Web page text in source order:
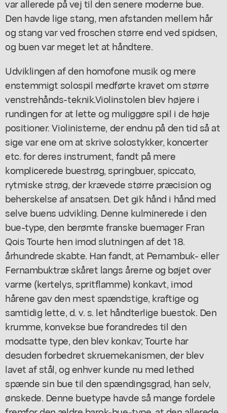
var allerede på vej til den senere moderne bue.
Den havde lige stang, men afstanden mellem hår
og stang var ved froschen større end ved spidsen,
og buen var meget let at håndtere.
Udviklingen af den homofone musik og mere
enstemmigt solospil medførte kravet om større
venstrehånds-teknik.Violinstolen blev højere i
rundingen for at lette og muliggøre spil i de høje
positioner. Violinisterne, der endnu på den tid så at
sige var ene om at skrive solostykker, koncerter
etc. for deres instrument, fandt på mere
komplicerede buestrøg, springbuer, spiccato,
rytmiske strøg, der krævede større præcision og
beherskelse af ansatsen. Det gik hånd i hånd med
selve buens udvikling. Denne kulminerede i den
bue-type, den berømte franske buemager Fran
Qois Tourte hen imod slutningen af det 18.
århundrede skabte. Han fandt, at Pernambuk- eller
Fernambuktræ skåret langs årerne og bøjet over
varme (kertelys, spritflamme) konkavt, imod
hårene gav den mest spændstige, kraftige og
samtidig lette, d. v. s. let håndterlige buestok. Den
krumme, konvekse bue forandredes til den
modsatte type, den blev konkav; Tourte har
desuden forbedret skruemekanismen, der blev
lavet af stål, og enhver kunde nu med lethed
spænde sin bue til den spændingsgrad, han selv,
ønskede. Denne buetype havde så mange fordele